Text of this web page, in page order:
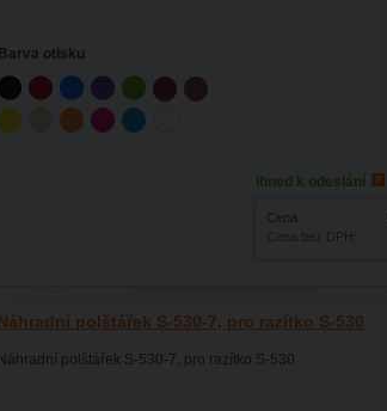
Barva otisku
Ihned k odeslání
Cena:
polštářek S-530-7, pro razítko S-530
Náhradní polštářek S-530-7, pro razítko S-530